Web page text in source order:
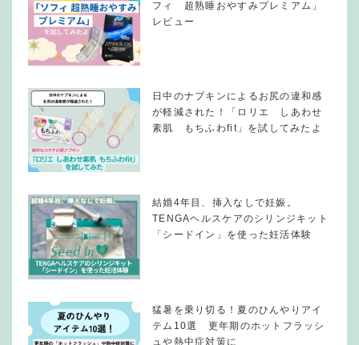
フィ 超熟睡おやすみプレミアム」
レビュー
日中のナプキンによるお尻の違和感
が軽減された！「ロリエ しあわせ
素肌 もちふわfit」を試してみたよ
結婚4年目、挿入なしで妊娠。
TENGAヘルスケアのシリンジキット
「シードイン」を使った妊活体験
猛暑を乗り切る！夏のひんやりアイ
テム10選 更年期のホットフラッシ
ュや熱中症対策に